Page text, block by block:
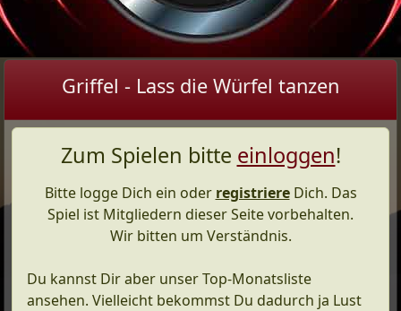
Griffel - Lass die Würfel tanzen
Zum Spielen bitte einloggen!
Bitte logge Dich ein oder registriereDich. Das
Spiel ist Mitgliedern dieser Seite vorbehalten.
Wir bitten um Verständnis.
Du kannst Dir aber unser Top-Monatsliste
ansehen. Vielleicht bekommst Du dadurch ja Lust